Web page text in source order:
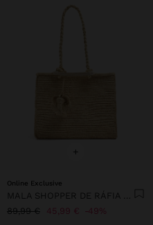
+
Online Exclusive
MALA SHOPPER DE RÁFIA PENDURO DE ELEFANTE
89,99 €
45,99 € 49%